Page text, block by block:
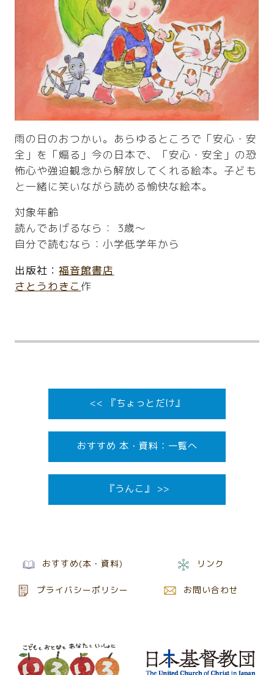
雨の日のおつかい。あらゆるところで「安心・安
全」を「煽る」今の日本で、「安心・安全」の恐
怖心や強迫観念から解放してくれる絵本。子ども
と一緒に笑いながら読める愉快な絵本。
対象年齢
読んであげるなら： 3歳〜
自分で読むなら：小学低学年から
出版社：福音館書店
さとうわきこ作
<< 『ちょっとだけ』
おすすめ 本・資料
『うんこ』 >>
おすすめ(本・資料) リンク
プライバシーポリシー お問い合わせ